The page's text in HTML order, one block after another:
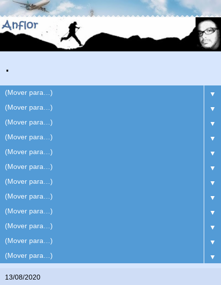
.
▼
▼
▼
▼
▼
▼
▼
▼
▼
▼
▼
▼
13/08/2020